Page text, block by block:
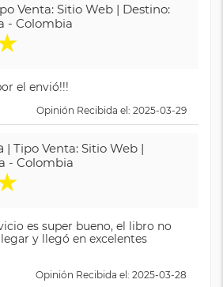
Venta: Sitio Web | Destino:
- Colombia
el envió!!!
Opinión Recibida el: 2025-03-29
| Tipo Venta: Sitio Web |
- Colombia
es super bueno, el libro no
y llegó en excelentes
Opinión Recibida el: 2025-03-28